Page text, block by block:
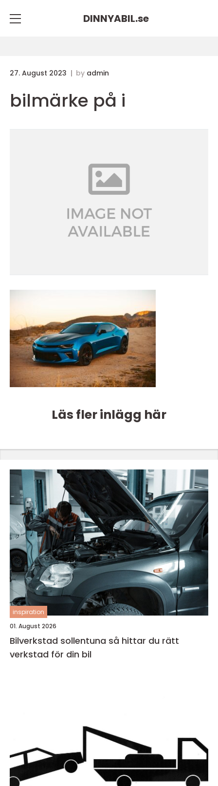
DINNYABIL.se
27. August 2023 by admin
bilmärke på i
Läs fler inlägg här
inspiration
01. August 2026
Bilverkstad sollentuna så hittar du rätt
verkstad för din bil